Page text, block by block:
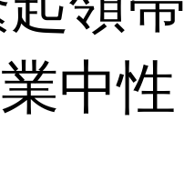
中性